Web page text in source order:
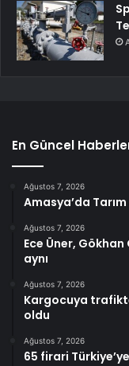
En Güncel
Ağustos 7, 2026
Amasya’da
Ağustos 7, 2026
Ece Üner,
aynı
Ağustos 7, 2026
Kargocuya
oldu
Ağustos 7, 2026
65 firari